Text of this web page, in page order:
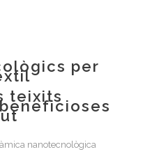
per
teixits
nanotecnològica